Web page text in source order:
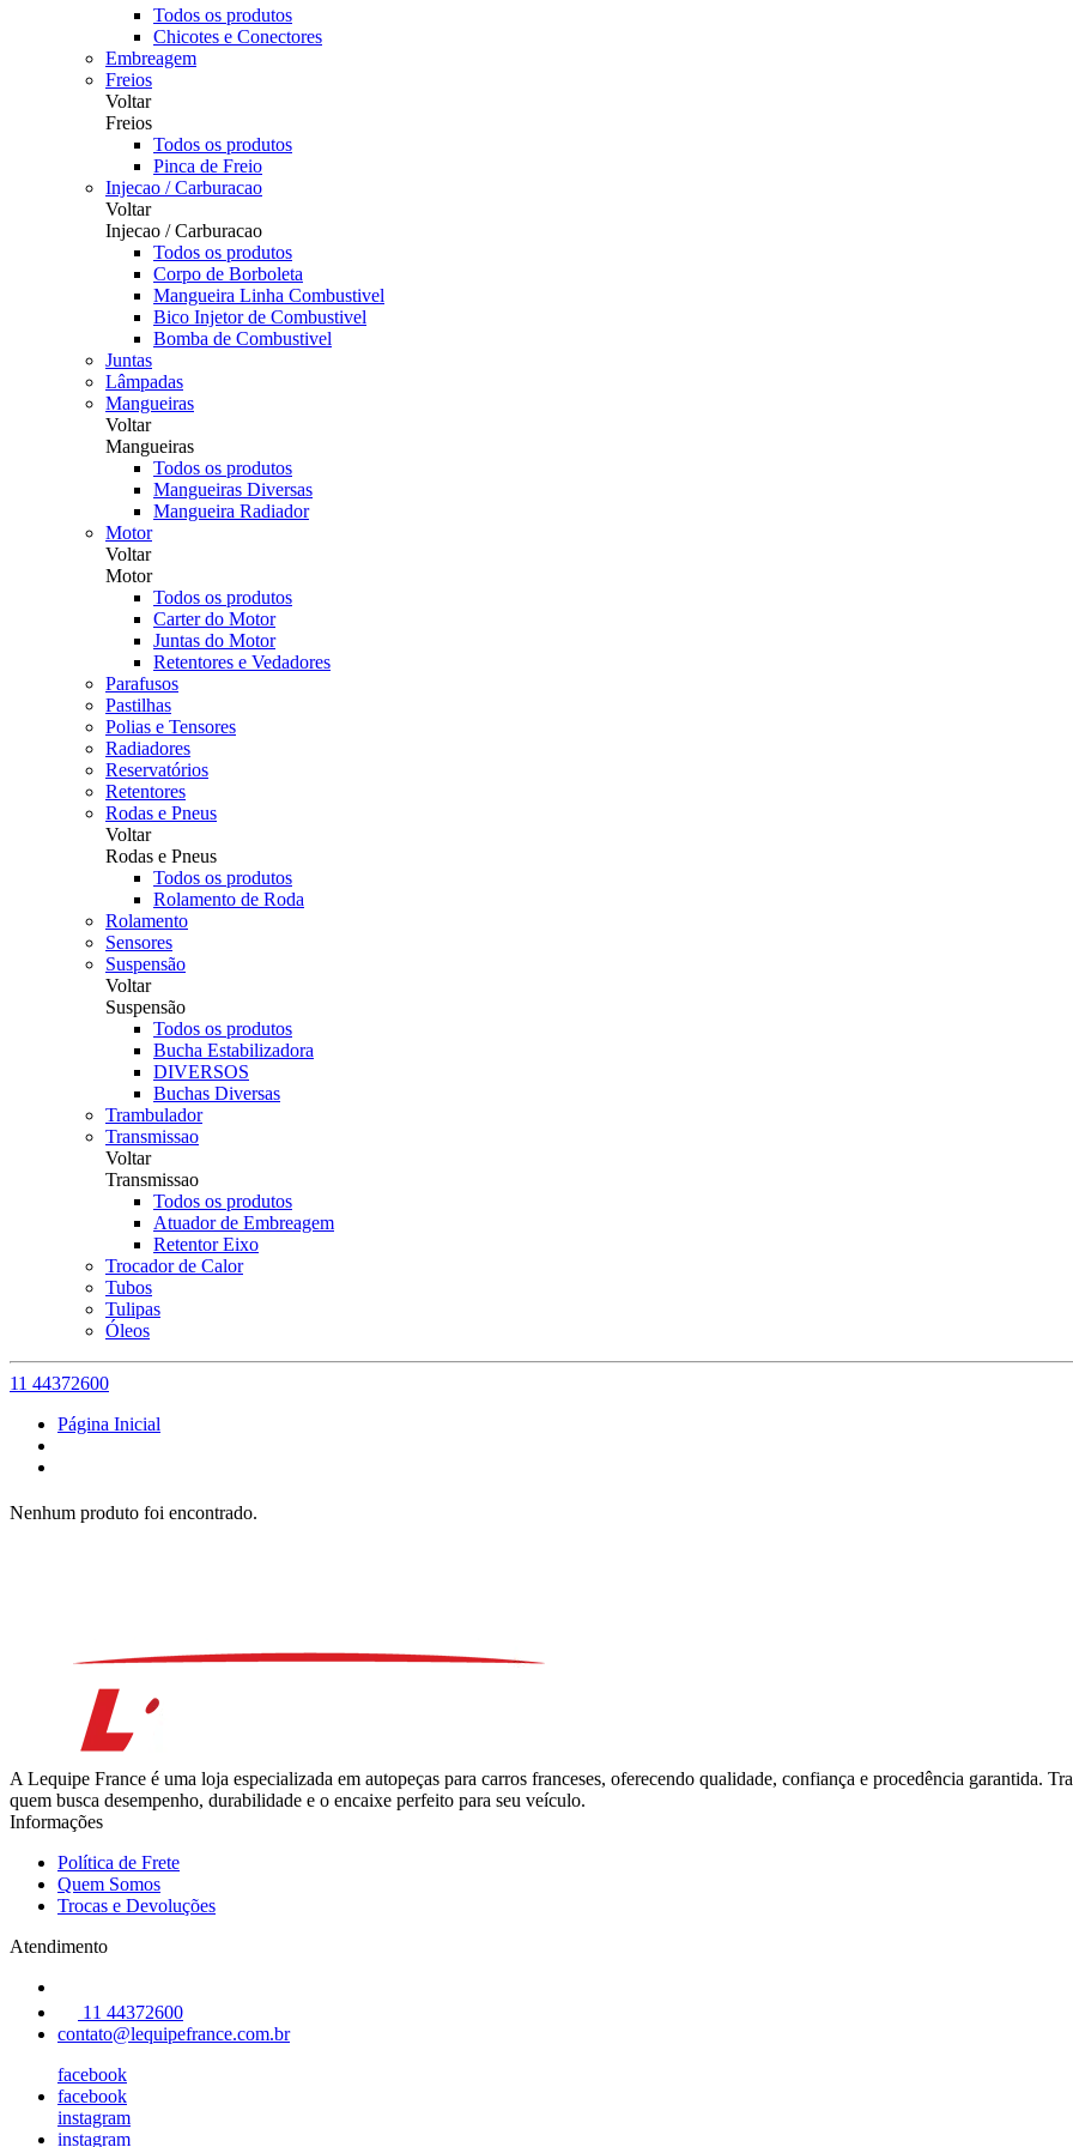
Todos os produtos
Chicotes e Conectores
Embreagem
Freios
Voltar
Freios
Todos os produtos
Pinca de Freio
Injecao / Carburacao
Voltar
Injecao / Carburacao
Todos os produtos
Corpo de Borboleta
Mangueira Linha Combustivel
Bico Injetor de Combustivel
Bomba de Combustivel
Juntas
Lâmpadas
Mangueiras
Voltar
Mangueiras
Todos os produtos
Mangueiras Diversas
Mangueira Radiador
Motor
Voltar
Motor
Todos os produtos
Carter do Motor
Juntas do Motor
Retentores e Vedadores
Parafusos
Pastilhas
Polias e Tensores
Radiadores
Reservatórios
Retentores
Rodas e Pneus
Voltar
Rodas e Pneus
Todos os produtos
Rolamento de Roda
Rolamento
Sensores
Suspensão
Voltar
Suspensão
Todos os produtos
Bucha Estabilizadora
DIVERSOS
Buchas Diversas
Trambulador
Transmissao
Voltar
Transmissao
Todos os produtos
Atuador de Embreagem
Retentor Eixo
Trocador de Calor
Tubos
Tulipas
Óleos
11 44372600
Página Inicial
Nenhum produto foi encontrado.
A Lequipe France é uma loja especializada em autopeças para carros franceses, oferecendo qualidade, confiança e procedência garantida.
quem busca desempenho, durabilidade e o encaixe perfeito para seu veículo.
Informações
Política de Frete
Quem Somos
Trocas e Devoluções
Atendimento
11 44372600
contato@lequipefrance.com.br
facebook
facebook
instagram
instagram